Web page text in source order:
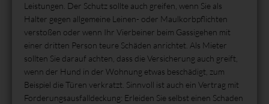
Leistungen. Der Schutz sollte auch greifen, wenn Sie als
Halter gegen allgemeine Leinen- oder Maulkorbpflichten
verstoßen oder wenn Ihr Vierbeiner beim Gassigehen mit
einer dritten Person teure Schäden anrichtet. Als Mieter
sollten Sie darauf achten, dass die Versicherung auch greift,
wenn der Hund in der Wohnung etwas beschädigt, zum
Beispiel die Türen verkratzt. Sinnvoll ist auch ein Vertrag mit
Forderungsausfalldeckung: Erleiden Sie selbst einen Schaden